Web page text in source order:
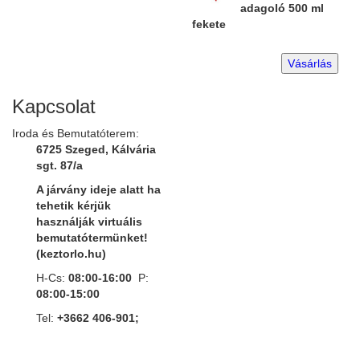
adagoló 500 ml
fekete
Vásárlás
Kapcsolat
Iroda és Bemutatóterem:
6725 Szeged, Kálvária
sgt. 87/a
A járvány ideje alatt ha
tehetik kérjük
használják virtuális
bemutatótermünket!
(keztorlo.hu)
H-Cs: 08:00-16:00 P:
08:00-15:00
Tel: +3662 406-901;